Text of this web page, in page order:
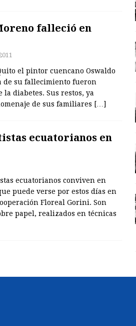
falleció en
el pintor cuencano Oswaldo
de su fallecimiento fueron
la diabetes. Sus restos, ya
de sus familiares […]
ecuatorianos en
ecuatorianos conviven en
puede verse por estos días en
Floreal Gorini. Son
papel, realizados en técnicas